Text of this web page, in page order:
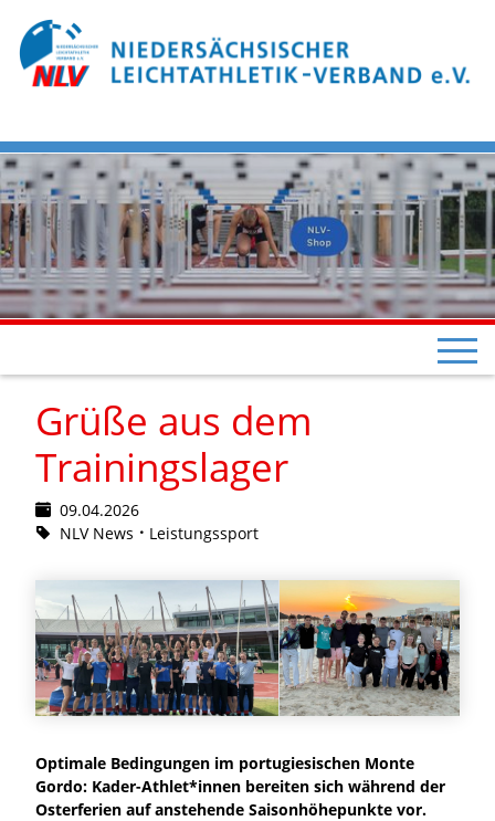
Grüße aus dem
Trainingslager
09.04.2026
NLV News
Leistungssport
Optimale Bedingungen im portugiesischen Monte
Gordo: Kader-Athlet*innen bereiten sich während der
Osterferien auf anstehende Saisonhöhepunkte vor.